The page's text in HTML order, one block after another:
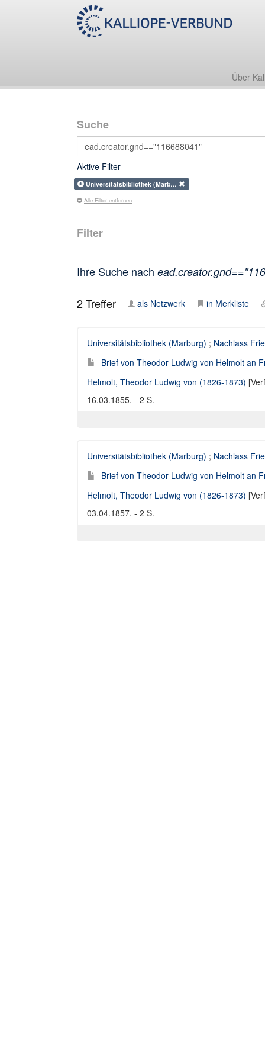
Über
Suche
Aktive Filter
Universitätsbibliothek (Marb…
Alle Filter entfernen
Filter
Ihre Suche nach
2Treffer als Netzwerk in Merkliste
Universitätsbibliothek (Marburg) ; Nachlass
Brief von Theodor Ludwig von Helmolt an
Helmolt, Theodor Ludwig von (1826-1873)
16.03.1855. - 2 S.
Universitätsbibliothek (Marburg) ; Nachlass
Brief von Theodor Ludwig von Helmolt an
Helmolt, Theodor Ludwig von (1826-1873)
03.04.1857. - 2 S.